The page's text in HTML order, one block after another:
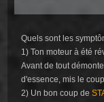
Quels sont les
1) Ton moteur à été
Avant de tout
d'essence, mis le
2) Un bon coup de